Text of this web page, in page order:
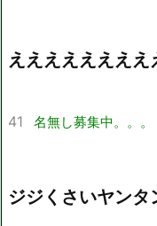
ええええええええ
41 名無し募集中。。。
ジジくさいヤン